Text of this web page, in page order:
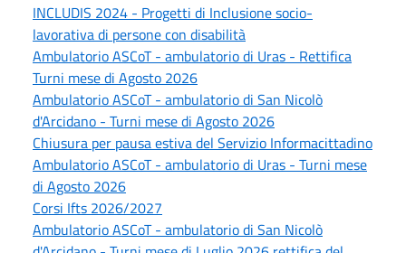
INCLUDIS 2024 - Progetti di Inclusione socio-
lavorativa di persone con disabilità
Ambulatorio ASCoT - ambulatorio di Uras - Rettifica
Turni mese di Agosto 2026
Ambulatorio ASCoT - ambulatorio di San Nicolò
d'Arcidano - Turni mese di Agosto 2026
Chiusura per pausa estiva del Servizio Informacittadino
Ambulatorio ASCoT - ambulatorio di Uras - Turni mese
di Agosto 2026
Corsi Ifts 2026/2027
Ambulatorio ASCoT - ambulatorio di San Nicolò